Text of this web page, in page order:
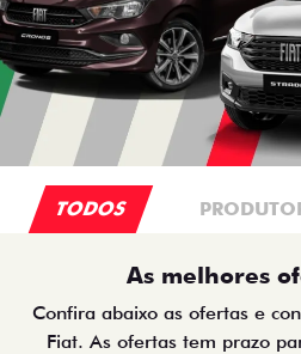
TODOS
As melhores
Confira abaixo as ofertas e
Fiat. As ofertas tem prazo